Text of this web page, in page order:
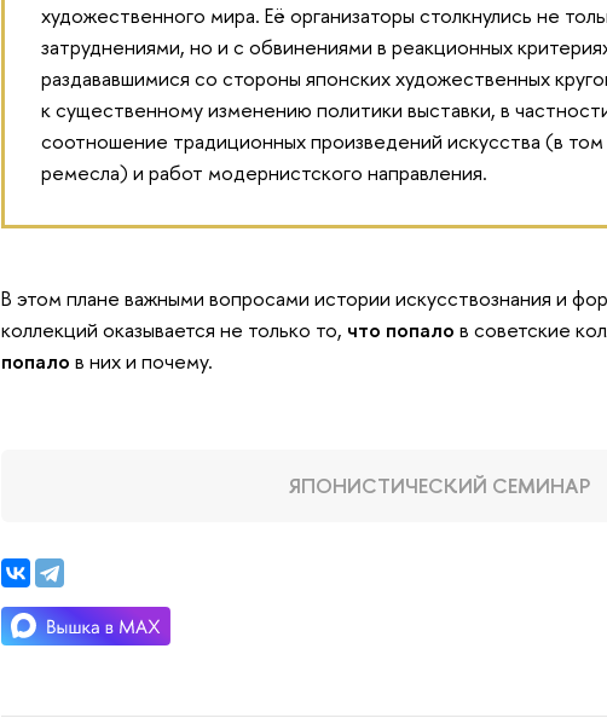
художественного мира. Её организаторы столкнулись не
затруднениями, но и с обвинениями в реакционных
раздававшимися со стороны японских художественных
к существенному изменению политики выставки, в
соотношение традиционных произведений искусства (в
ремесла) и работ модернистского направления.
В этом плане важными вопросами истории искусствознания и
коллекций оказывается не только то, что попало в советские
попало в них и почему.
ЯПОНИСТИЧЕСКИЙ СЕМИНАР